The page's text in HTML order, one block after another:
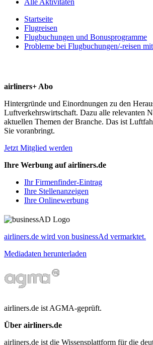
Startseite
Flugreisen
Flugbuchungen und Bonusprogramme
Probleme bei Flugbuchungen/-reisen
airliners+ Abo
Hintergründe und Einordnungen zu den
Luftverkehrswirtschaft. Dazu alle relevanten
aktuellen Themen der Branche. Das ist
Sie voranbringt.
Jetzt Mitglied werden
Ihre Werbung auf airliners.de
Ihr Firmenfinder-Eintrag
Ihre Stellenanzeigen
Ihre Onlinewerbung
airliners.de wird von businessAd vermarktet.
Mediadaten herunterladen
airliners.de ist AGMA-geprüft.
Über airliners.de
airliners.de ist die Wissensplattform für die